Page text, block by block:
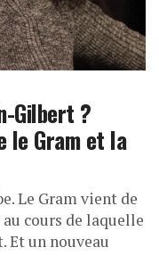
Gilbert ?
le Gram et la
Le Gram vient de
cours de laquelle
Et un nouveau